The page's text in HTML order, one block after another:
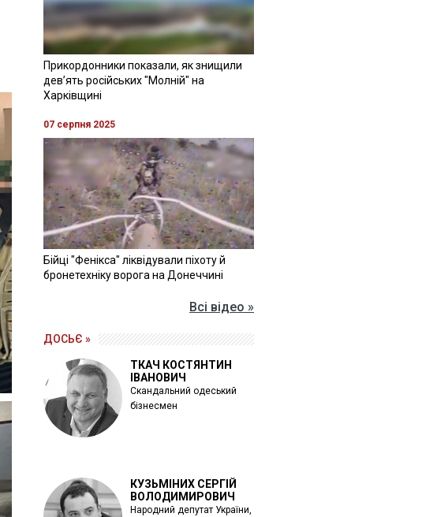
Прикордонники показали, як знищили
девʼять російських "Молній" на
Харківщині
07 серпня 2025
Бійці "Фенікса" ліквідували піхоту й
бронетехніку ворога на Донеччині
Всі відео »
ДОСЬЄ »
ТКАЧ КОСТЯНТИН
ІВАНОВИЧ
Скандальний одеський
бізнесмен
КУЗЬМІНИХ СЕРГІЙ
ВОЛОДИМИРОВИЧ
Народний депутат України,